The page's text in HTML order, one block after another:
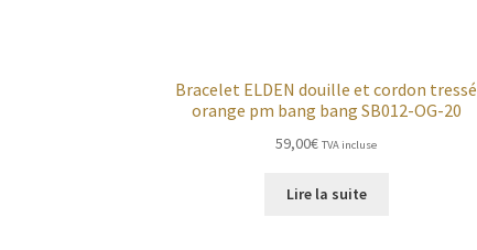
Bracelet ELDEN douille et cordon tressé
orange pm bang bang SB012-OG-20
59,00€ TVA incluse
Lire la suite